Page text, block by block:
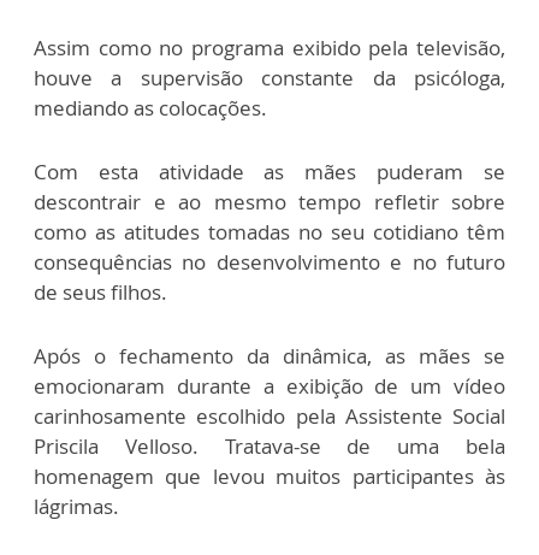
Assim como no programa exibido pela televisão,
houve a supervisão constante da psicóloga,
mediando as colocações.
Com esta atividade as mães puderam se
descontrair e ao mesmo tempo refletir sobre
como as atitudes tomadas no seu cotidiano têm
consequências no desenvolvimento e no futuro
de seus filhos.
Após o fechamento da dinâmica, as mães se
emocionaram durante a exibição de um vídeo
carinhosamente escolhido pela Assistente Social
Priscila Velloso. Tratava-se de uma bela
homenagem que levou muitos participantes às
lágrimas.